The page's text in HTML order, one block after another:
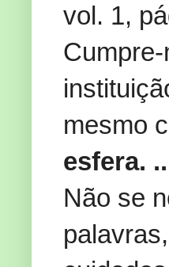
vol. 1,
mesmo
esfera.
Não se